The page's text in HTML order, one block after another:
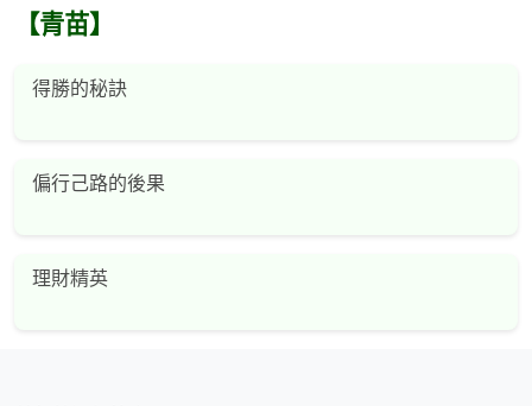
【青苗】
得勝的秘訣
偏行己路的後果
理財精英